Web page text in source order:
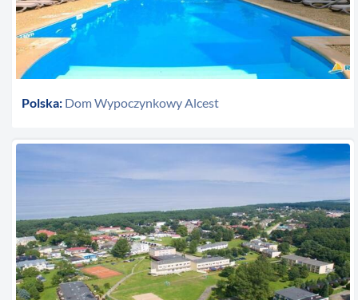
Polska: Dom Wypoczynkowy Alcest